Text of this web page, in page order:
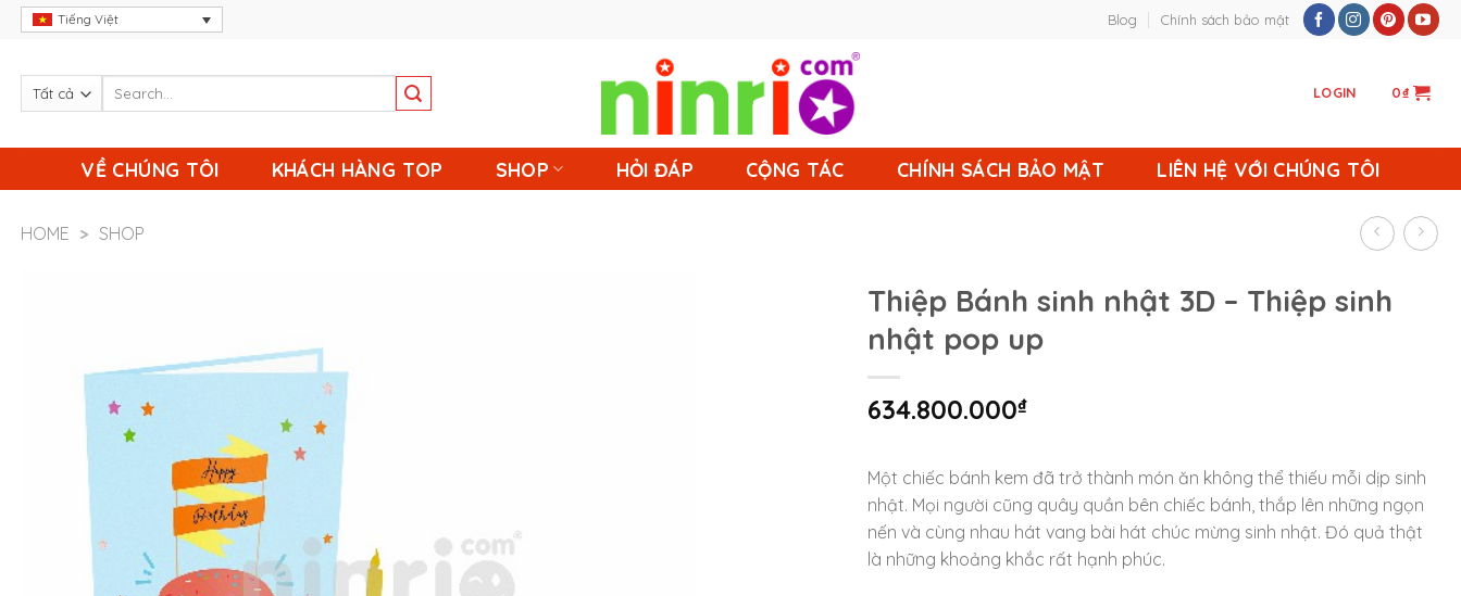
Skip
Tiếng Việt Blog Chính sách bảo mật
LOGIN 0₫
VỀ CHÚNG TÔI KHÁCH HÀNG TOP SHOP HỎI ĐÁP CỘNG TÁC CHÍNH SÁCH BẢO MẬT LIÊN HỆ VỚI CHÚNG TÔI
HOME > SHOP
Thiệp Bánh sinh nhật 3D – Thiệp sinh
nhật pop up
634.800.000₫
Một chiếc bánh kem đã trở thành món ăn không thể thiếu mỗi dịp sinh
nhật. Mọi người cũng quây quần bên chiếc bánh, thắp lên những ngọn
nến và cùng nhau hát vang bài hát chúc mừng sinh nhật. Đó quả thật
là những khoảng khắc rất hạnh phúc.